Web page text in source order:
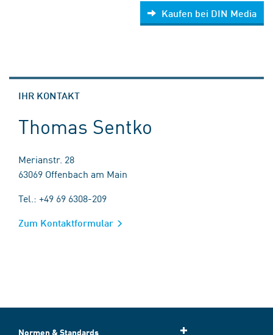
Kaufen bei DIN Media
IHR KONTAKT
Thomas Sentko
Merianstr. 28
63069 Offenbach am Main
Tel.: +49 69 6308-209
Zum Kontaktformular
Normen & Standards